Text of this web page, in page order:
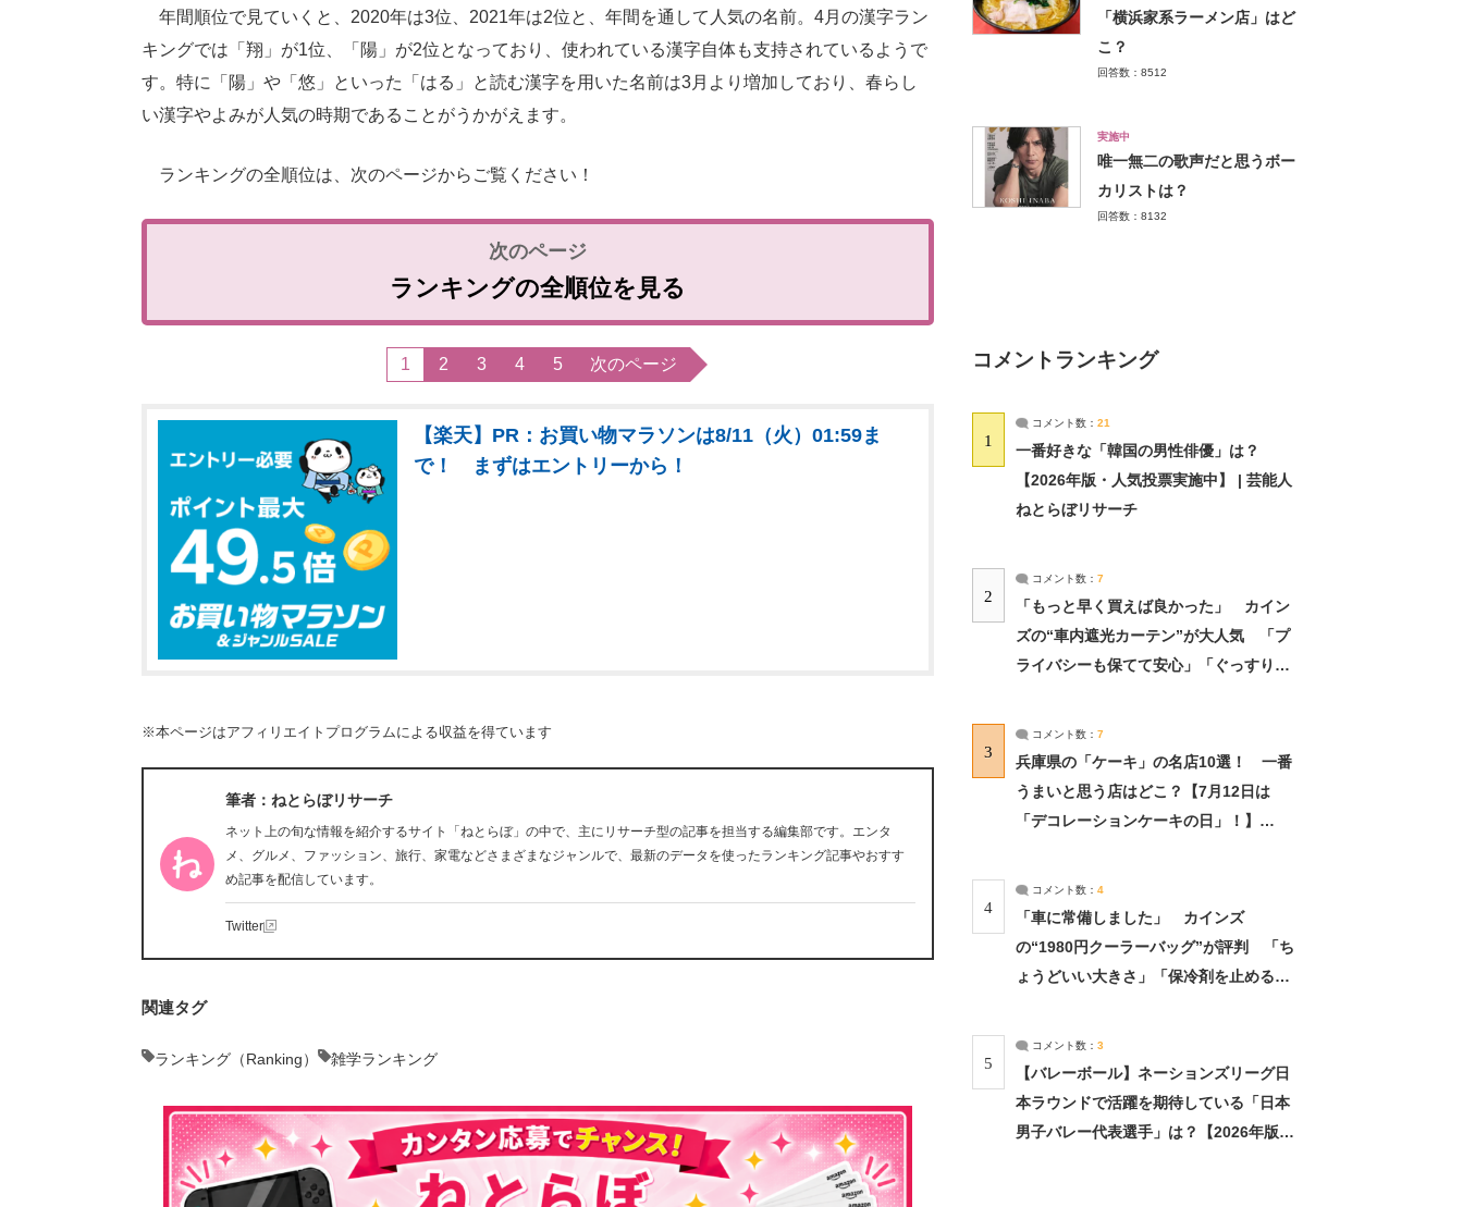
年間順位で見ていくと、2020年は3位、2021年は2位と、年間を通して人気の名前。4月の漢字ラン
キングでは「翔」が1位、「陽」が2位となっており、使われている漢字自体も支持されているようで
す。特に「陽」や「悠」といった「はる」と読む漢字を用いた名前は3月より増加しており、春らし
い漢字やよみが人気の時期であることがうかがえます。
ランキングの全順位は、次のページからご覧ください！
ランキングの全順位を見る
1 2 3 4 5 次のページ
【楽天】PR：お買い物マラソンは8/11（火）01:59ま
で！ まずはエントリーから！
※本ページはアフィリエイトプログラムによる収益を得ています
筆者：ねとらぼリサーチ
ネット上の旬な情報を紹介するサイト「ねとらぼ」の中で、主にリサーチ型の記事を担当する編集部です。エンタ
メ、グルメ、ファッション、旅行、家電などさまざまなジャンルで、最新のデータを使ったランキング記事やおすす
め記事を配信しています。
Twitter
関連タグ
ランキング（Ranking） 雑学ランキング
「横浜家系ラーメン店」はど
こ？
回答数：8512
実施中
唯一無二の歌声だと思うボー
カリストは？
回答数：8132
コメントランキング
1
コメント数： 21
一番好きな「韓国の男性俳優」は？
【2026年版・人気投票実施中】 | 芸能人
ねとらぼリサーチ
2
コメント数： 7
「もっと早く買えば良かった」 カイン
ズの“車内遮光カーテン”が大人気 「プ
ライバシーも保てて安心」「ぐっすり眠
3
コメント数： 7
兵庫県の「ケーキ」の名店10選！ 一番
うまいと思う店はどこ？【7月12日は
「デコレーションケーキの日」！】
4
コメント数： 4
「車に常備しました」 カインズ
の“1980円クーラーバッグ”が評判 「ち
ょうどいい大きさ」「保冷剤を止めるベ
5
コメント数： 3
【バレーボール】ネーションズリーグ日
本ラウンドで活躍を期待している「日本
男子バレー代表選手」は？【2026年版・